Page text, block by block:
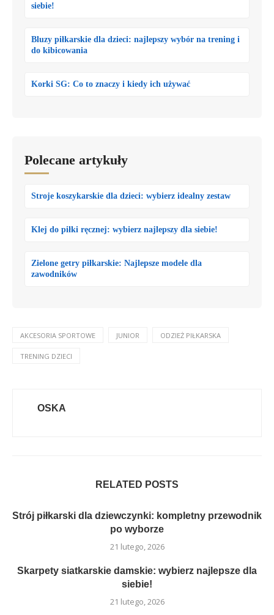
siebie!
Bluzy piłkarskie dla dzieci: najlepszy wybór na trening i
do kibicowania
Korki SG: Co to znaczy i kiedy ich używać
Polecane artykuły
Stroje koszykarskie dla dzieci: wybierz idealny zestaw
Klej do piłki ręcznej: wybierz najlepszy dla siebie!
Zielone getry piłkarskie: Najlepsze modele dla
zawodników
AKCESORIA SPORTOWE JUNIOR ODZIEŻ PIŁKARSKA
TRENING DZIECI
OSKA
RELATED POSTS
Strój piłkarski dla dziewczynki: kompletny przewodnik
po wyborze
21 lutego, 2026
Skarpety siatkarskie damskie: wybierz najlepsze dla
siebie!
21 lutego, 2026